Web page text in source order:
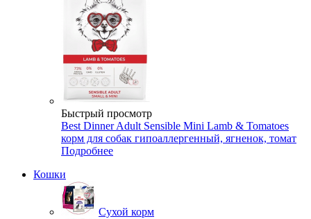
Быстрый просмотр
Best Dinner Adult Sensible Mini Lamb & Tomatoes
корм для собак гипоаллергенный, ягненок, томат
Подробнее
Кошки
Сухой корм